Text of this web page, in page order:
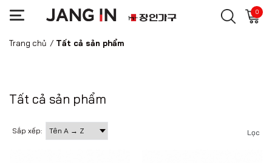
0
Trang chủ / Tất cả sản phẩm
Tất cả sản phẩm
Sắp xếp: Lọc